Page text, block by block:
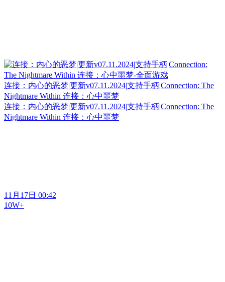
连接：内心的恶梦|更新v07.11.2024|支持手柄|Connection: The
Nightmare Within 连接：心中噩梦
连接：内心的恶梦|更新v07.11.2024|支持手柄|Connection: The
Nightmare Within 连接：心中噩梦
11月17日 00:42
10W+